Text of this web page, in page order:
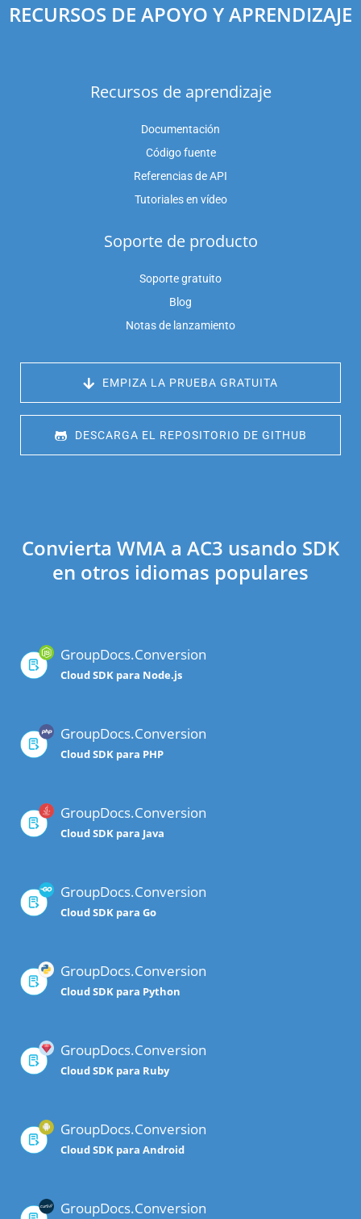
RECURSOS DE APOYO Y APRENDIZAJE
Recursos de aprendizaje
Documentación
Código fuente
Referencias de API
Tutoriales en vídeo
Soporte de producto
Soporte gratuito
Blog
Notas de lanzamiento
EMPIZA LA PRUEBA GRATUITA
DESCARGA EL REPOSITORIO DE GITHUB
Convierta WMA a AC3 usando SDK
en otros idiomas populares
GroupDocs.Conversion
Cloud SDK para Node.js
GroupDocs.Conversion
Cloud SDK para PHP
GroupDocs.Conversion
Cloud SDK para Java
GroupDocs.Conversion
Cloud SDK para Go
GroupDocs.Conversion
Cloud SDK para Python
GroupDocs.Conversion
Cloud SDK para Ruby
GroupDocs.Conversion
Cloud SDK para Android
GroupDocs.Conversion